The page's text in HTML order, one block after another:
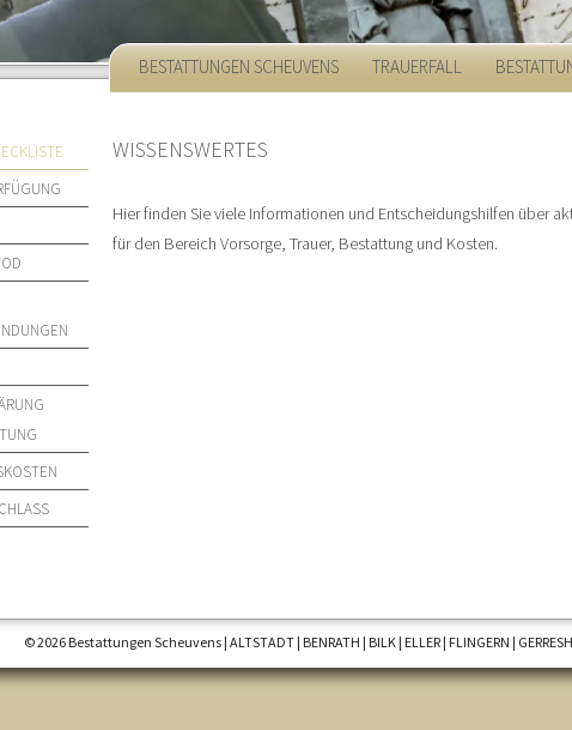
BESTATTUNGEN SCHEUVENS TRAUERFALL
WISSENSWERTES
Hier finden Sie viele Informationen und Entscheidungshilfen über
für den Bereich Vorsorge, Trauer, Bestattung und Kosten.
© 2026 Bestattungen Scheuvens | ALTSTADT | BENRATH | BILK | ELLER | FLINGERN |